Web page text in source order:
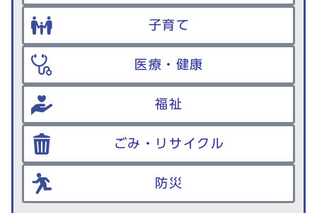
子育て
医療・健康
福祉
ごみ・リサイクル
防災